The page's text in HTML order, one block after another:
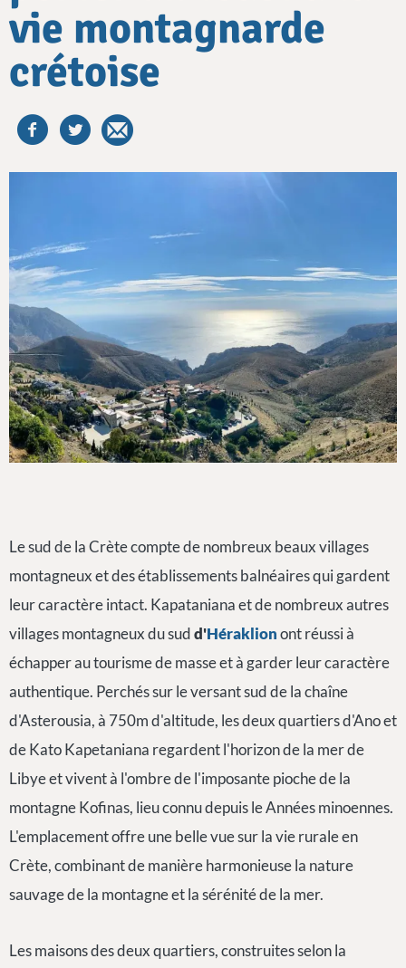
vie montagnarde
crétoise
Le sud de la Crète compte de nombreux beaux villages
montagneux et des établissements balnéaires qui gardent
leur caractère intact. Kapataniana et de nombreux autres
villages montagneux du sudd'Héraklionont réussi à
échapper au tourisme de masse et à garder leur caractère
authentique. Perchés sur le versant sud de la chaîne
d'Asterousia, à 750m d'altitude, les deux quartiers d'Ano et
de Kato Kapetaniana regardent l'horizon de la mer de
Libye et vivent à l'ombre de l'imposante pioche de la
montagne Kofinas, lieu connu depuis le Années minoennes.
L'emplacement offre une belle vue sur la vie rurale en
Crète, combinant de manière harmonieuse la nature
sauvage de la montagne et la sérénité de la mer.
Les maisons des deux quartiers, construites selon la